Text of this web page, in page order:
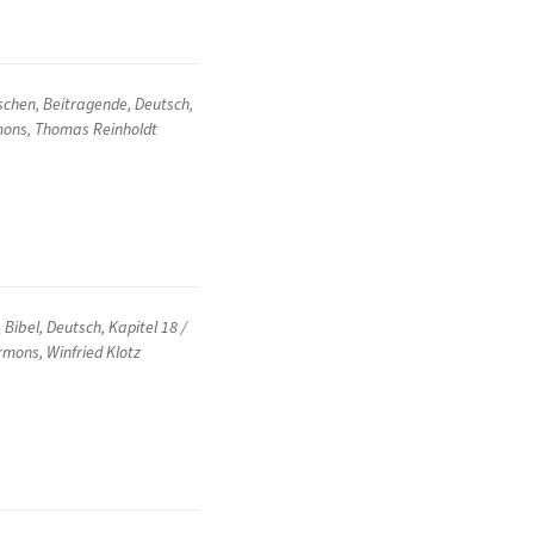
,Beitragende,Deutsch,
, Thomas Reinholdt
Bibel,Deutsch,Kapitel 18 /
, Winfried Klotz